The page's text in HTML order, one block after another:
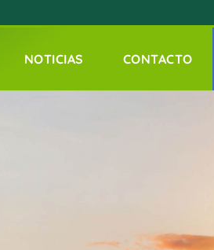
NOTICIAS CONTACTO